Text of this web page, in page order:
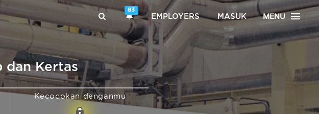
83
EMPLOYERS MASUK MENU
dan Kertas
Kecocokan denganmu